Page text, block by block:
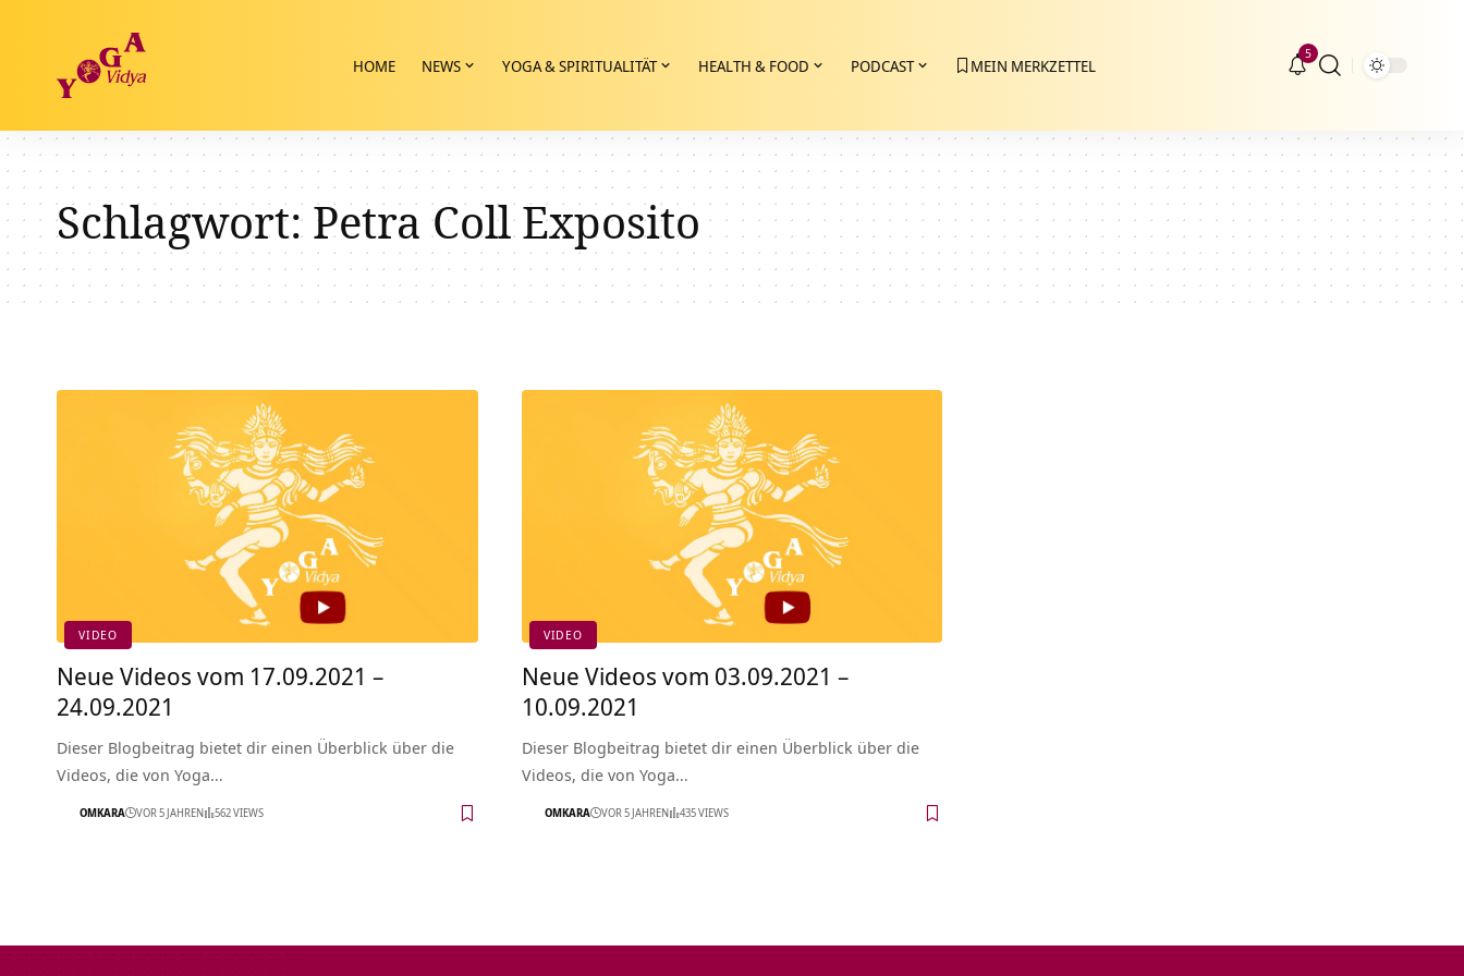
HOME NEWS YOGA & SPIRITUALITÄT HEALTH & FOOD PODCAST MEIN MERKZETTEL
5
Schlagwort:Petra Coll Exposito
VIDEO
Neue Videos vom 17.09.2021 –
24.09.2021
Dieser Blogbeitrag bietet dir einen Überblick über die
Videos, die von Yoga…
OMKARA VOR 5 JAHREN 562 VIEWS
VIDEO
Neue Videos vom 03.09.2021 –
10.09.2021
Dieser Blogbeitrag bietet dir einen Überblick über die
Videos, die von Yoga…
OMKARA VOR 5 JAHREN 435 VIEWS